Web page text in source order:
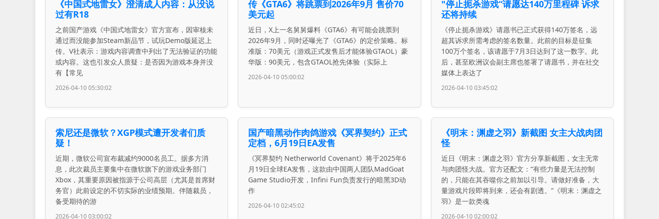
《中国式地雷女》澄清成人内容：从没说
过有R18
之前国产游戏《中国式地雷女》官方宣布，因审核未
通过而没能参加Steam新品节，试玩Demo版延迟上
传。V社表示：游戏内容调查中列出了无法验证的功能
或内容。这也引发众人质疑：是否因为游戏本身并没
有【常见
2026-04-10 05:30:02
传《GTA6》将跳票到2026年9月 售价70
美元起
近日，X上一名舅舅爆料《GTA6》有可能会跳票到
2026年9月，同时还曝光了《GTA6》的定价策略。标
准版：70美元（游戏正式发售后才能体验GTAOL）豪
华版：90美元，包含GTAOL抢先体验（实际上
2026-04-10 05:00:02
"停止扼杀游戏“请愿达140万里程碑 诉求
还将持续
《停止扼杀游戏》请愿书已正式获得140万签名，远
超其诉求所需考虑的签名数量。此前的目标是征集
100万个签名，该请愿于7月3日达到了这一数字。此
后，甚至欧洲议会副主席也签署了请愿书，并在社交
媒体上表达了
2026-04-10 03:45:02
索尼还是微软？XGP模式遭开发者们质
疑！
近期，微软公司宣布裁减约9000名员工。据多方消
息，此次裁员主要集中在微软旗下的游戏业务部门
Xbox，其重要原因被指源于公司高层（尤其是首席财
务官）此前设定的不切实际的业绩预期。伴随裁员，
备受期待的游
2026-04-10 03:00:02
国产暗黑动作肉鸽游戏《冥界契约》正式
定档，6月19日EA发售
《冥界契约 Netherworld Covenant》将于2025年6
月19日全球EA发售，这款由中国两人团队MadGoat
Game Studio开发，Infini Fun负责发行的暗黑3D动
作
2026-04-10 02:45:02
《明末：渊虚之羽》新截图 女主大战肉团
怪
近日《明末：渊虚之羽》官方分享新截图，女主无常
与肉团怪大战。官方还配文：“有些力量是无法控制
的，只能在其吞噬你之前加以引导。请做好准备，大
量游戏片段即将到来，还会有剧透。”《明末：渊虚之
羽》是一款类魂
2026-04-10 02:00:02